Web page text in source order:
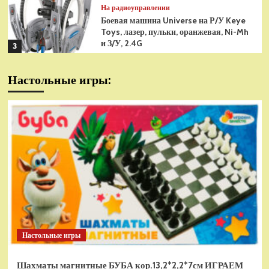
3
На радиоуправлении
Боевая машина Universe на Р/У Keye
Toys, лазер, пульки, оранжевая, Ni-Mh
и З/У, 2.4G
Радиоуправляемая модель
(HN1586)
На радиоуправлении
Р/У танк Taigen 1/16
Panzerkampfwagen III (Германия) HC
(для ИК танкового боя) V3 2.4G RTR,
TG3848-1HC-IR3.0
1
На радиоуправлении
Радиоуправляемый танк Torro
Sturmtiger Panzer 1к16
(TR1111700300)
Настольные игры:
Настольные игры
Шахматы магнитные БУБА кор.13,2*2,2*7см ИГРАЕМ